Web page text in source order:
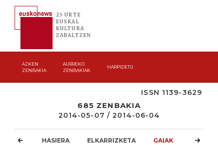
25 URTE
EUSKAL
KULTURA
ZABALTZEN
AZKEN
ZENBAKIA
AURREKO
ZENBAKIAK
HARPIDETU
ISSN 1139-3629
685 ZENBAKIA
2014-05-07 / 2014-06-04
HASIERA ELKARRIZKETA GAIAK